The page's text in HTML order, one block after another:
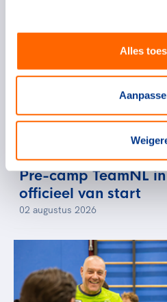
Alles
Topsport
Pre-camp TeamNL
officieel van start
02 augustus 2026